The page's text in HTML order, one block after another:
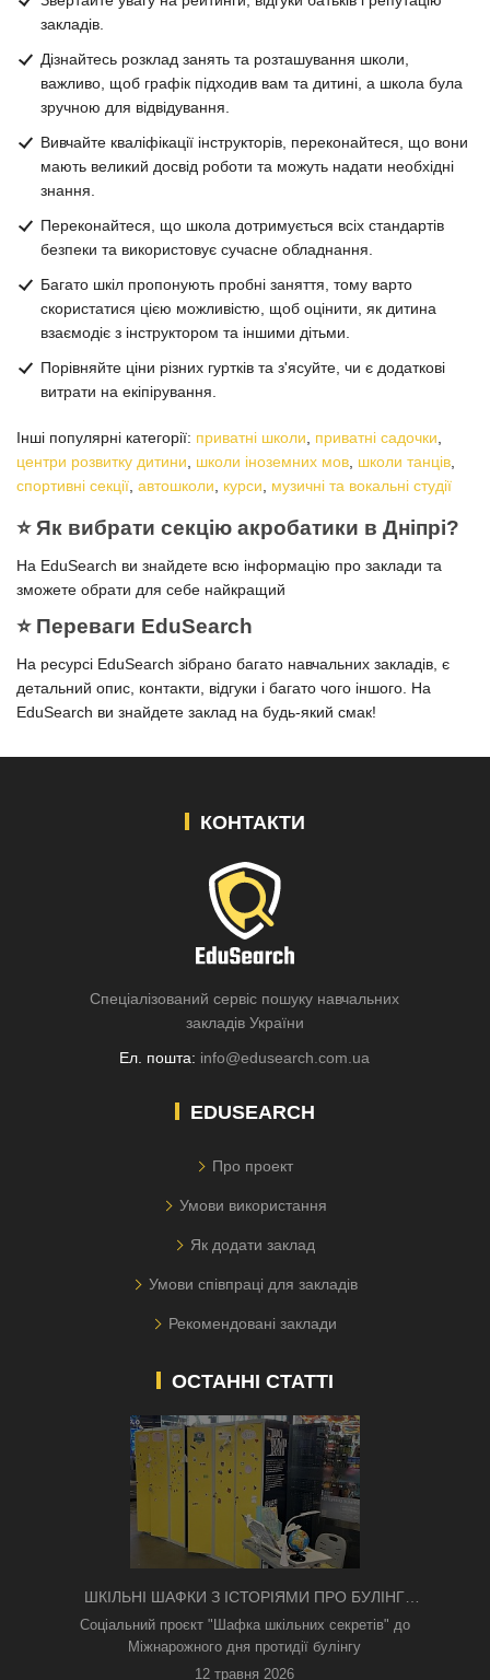
закладів.
Дізнайтесь розклад занять та розташування школи,
важливо, щоб графік підходив вам та дитині, а школа була
зручною для відвідування.
Вивчайте кваліфікації інструкторів, переконайтеся, що вони
мають великий досвід роботи та можуть надати необхідні
знання.
Переконайтеся, що школа дотримується всіх стандартів
безпеки та використовує сучасне обладнання.
Багато шкіл пропонують пробні заняття, тому варто
скористатися цією можливістю, щоб оцінити, як дитина
взаємодіє з інструктором та іншими дітьми.
Порівняйте ціни різних гуртків та з'ясуйте, чи є додаткові
витрати на екіпірування.
Інші популярні категорії: приватні школи приватні садочки
центри розвитку дитини
школи іноземних мов школи танців
спортивні секції автошколи курси музичні та вокальні студії
⭐️ Як вибрати секцію акробатики в Дніпрі?
На EduSearch ви знайдете всю інформацію про заклади та
зможете обрати для себе найкращий
⭐️ Переваги EduSearch
На ресурсі EduSearch зібрано багато навчальних закладів, є
детальний опис, контакти, відгуки і багато чого іншого. На
EduSearch ви знайдете заклад на будь-який смак!
КОНТАКТИ
Спеціалізований сервіс пошуку навчальних
закладів України
Ел. пошта: info@edusearch.com.ua
EDUSEARCH
Про проект
Умови використання
Як додати заклад
Умови співпраці для закладів
Рекомендовані заклади
ОСТАННІ СТАТТІ
ШКІЛЬНІ ШАФКИ З ІСТОРІЯМИ ПРО БУЛІНГ
З'ЯВИЛИСЯ В КИЄВІ
Соціальний проєкт "Шафка шкільних секретів" до
Міжнарожного дня протидії булінгу
12 травня 2026